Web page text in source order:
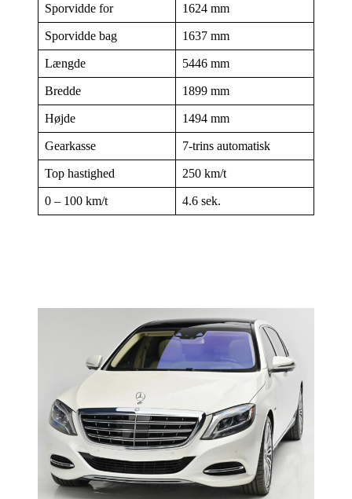
Sporvidde for 1624 mm
Sporvidde bag 1637 mm
Længde 5446 mm
Bredde 1899 mm
Højde 1494 mm
Gearkasse 7-trins automatisk
Top hastighed 250 km/t
0 – 100 km/t 4.6 sek.